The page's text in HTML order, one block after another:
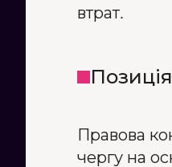
втрат.
Правова
чергу на